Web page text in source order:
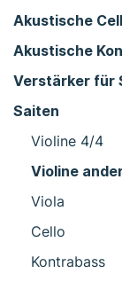
Akustische
Akustische
Verstärker für
Saiten
Violine 4/4
Violine
Viola
Cello
Kontrabass